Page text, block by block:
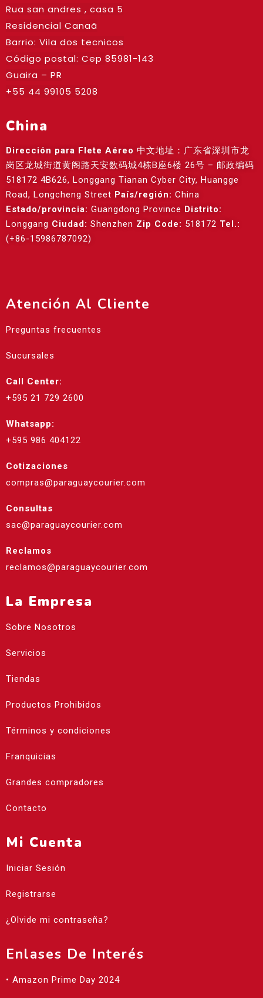
Rua san andres , casa 5
Residencial Canaã
Barrio: Vila dos tecnicos
Código postal: Cep 85981-143
Guaira – PR
+55 44 99105 5208
China
Dirección para Flete Aéreo 中文地址：广东省深圳市龙
岗区龙城街道黄阁路天安数码城4栋B座6楼 26号 – 邮政编码
518172 4B626, Longgang Tianan Cyber City, Huangge
Road, Longcheng Street País/región: China
Estado/provincia: Guangdong Province Distrito:
Longgang Ciudad: Shenzhen Zip Code: 518172 Tel.:
(+86-15986787092)
Atención Al Cliente
Preguntas frecuentes
Sucursales
Call Center:
+595 21 729 2600
Whatsapp:
+595 986 404122
Cotizaciones
compras@paraguaycourier.com
Consultas
sac@paraguaycourier.com
Reclamos
reclamos@paraguaycourier.com
La Empresa
Sobre Nosotros
Servicios
Tiendas
Productos Prohibidos
Términos y condiciones
Franquicias
Grandes compradores
Contacto
Mi Cuenta
Iniciar Sesión
Registrarse
¿Olvide mi contraseña?
Enlases De Interés
• Amazon Prime Day 2024